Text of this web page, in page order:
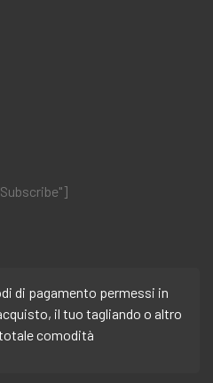
di pagamento permessi in
il tuo tagliando o altro
comodità